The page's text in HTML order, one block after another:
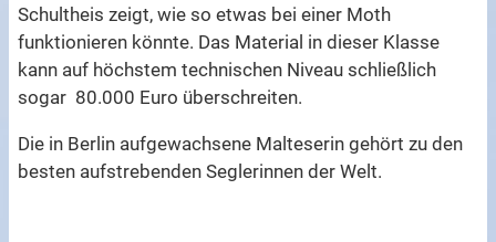
Schultheis zeigt, wie so etwas bei einer Moth
funktionieren könnte. Das Material in dieser Klasse
kann auf höchstem technischen Niveau schließlich
sogar 80.000 Euro überschreiten.
Die in Berlin aufgewachsene Malteserin gehört zu den
besten aufstrebenden Seglerinnen der Welt.